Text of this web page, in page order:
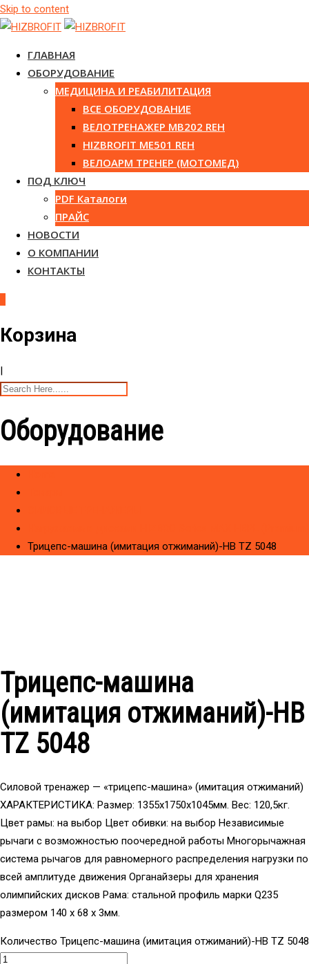
Skip to content
ГЛАВНАЯ
ОБОРУДОВАНИЕ
МЕДИЦИНА И РЕАБИЛИТАЦИЯ
ВСЕ ОБОРУДОВАНИЕ
ВЕЛОТРЕНАЖЕР MB202 REH
HIZBROFIT ME501 REH
ВЕЛОАРМ ТРЕНЕР (МОТОМЕД)
ПОД КЛЮЧ
PDF Каталоги
ПРАЙС
НОВОСТИ
О КОМПАНИИ
КОНТАКТЫ
Корзина
Оборудование
Трицепс-машина (имитация отжиманий)-HB TZ 5048
Трицепс-машина
(имитация отжиманий)-HB
TZ 5048
Силовой тренажер — «трицепс-машина» (имитация отжиманий)
ХАРАКТЕРИСТИКА: Размер: 1355x1750x1045мм. Вес: 120,5кг.
Цвет рамы: на выбор Цвет обивки: на выбор Независимые
рычаги с возможностью поочередной работы Многорычажная
система рычагов для равномерного распределения нагрузки по
всей амплитуде движения Органайзеры для хранения
олимпийских дисков Рама: стальной профиль марки Q235
размером 140 х 68 х 3мм.
Количество Трицепс-машина (имитация отжиманий)-HB TZ 5048